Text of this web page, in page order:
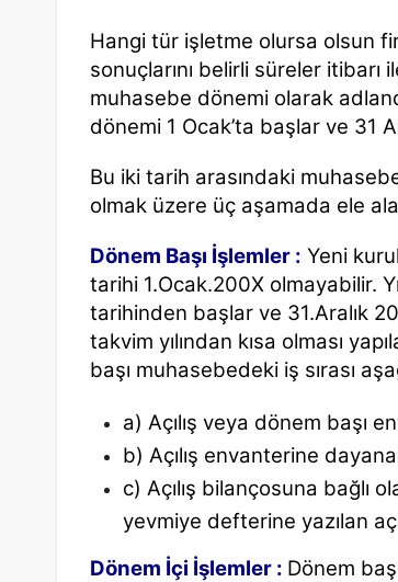
Hangi tür işletme olursa olsun
sonuçlarını belirli süreler
muhasebe dönemi olarak
dönemi 1 Ocak’ta başlar ve 31
Bu iki tarih arasındaki
olmak üzere üç aşamada ele
Dönem Başı İşlemler : Yeni
tarihi 1.Ocak.200X olmayabilir.
tarihinden başlar ve 31.Aralık
takvim yılından kısa olması
başı muhasebedeki iş sırası
a) Açılış veya dönem başı
b) Açılış envanterine
c) Açılış bilançosuna bağlı
yevmiye defterine yazılan
Dönem İçi İşlemler : Dönem